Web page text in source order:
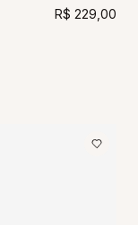
R$ 229,00